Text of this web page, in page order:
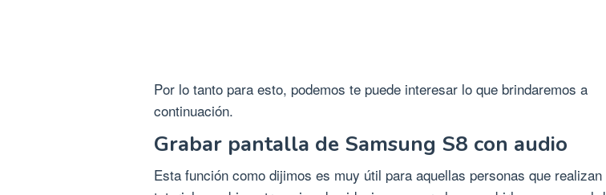
Por lo tanto para esto, podemos te puede interesar lo que brindaremos a
continuación.
Grabar pantalla de Samsung S8 con audio
Esta función como dijimos es muy útil para aquellas personas que realizan